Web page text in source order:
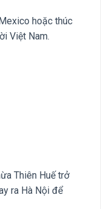
hoặc thúc
Việt Nam.
Thiên Huế trở
ra Hà Nội để